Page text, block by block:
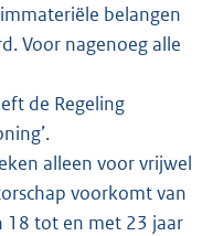
belangen
Voor nagenoeg alle
de Regeling
alleen voor vrijwel
voorkomt van
18 tot en met 23 jaar